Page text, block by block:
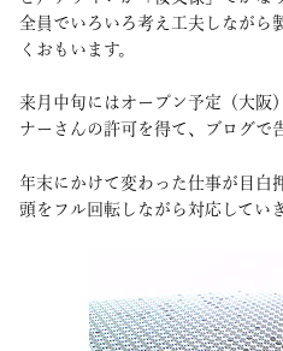
全員でいろいろ考え工夫しながら
くおもいます。
来月中旬にはオープン予定（大阪
ナーさんの許可を得て、ブログで
年末にかけて変わった仕事が目白
頭をフル回転しながら対応してい